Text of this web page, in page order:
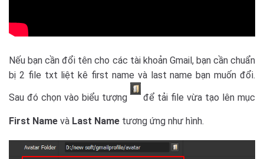
Nếu bạn cần đổi tên cho các tài khoản Gmail, bạn cần chuẩn
bị 2 file txt liệt kê first name và last name bạn muốn đổi.
Sau đó chọn vào biểu tượng
để tải file vừa tạo lên mục
First Name và Last Name tương ứng như hình.